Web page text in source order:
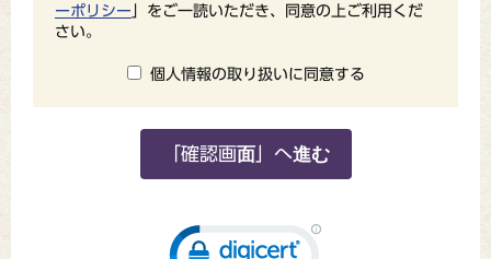
ーポリシー 」をご一読いただき、同意の上ご利用くだ
さい。
個人情報の取り扱いに同意する